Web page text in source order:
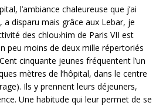
l’ambiance chaleureuse que j’ai
disparu mais grâce aux Lebar, je
des chlou›him de Paris VII est
peu moins de deux mille répertoriés
cinquante jeunes fréquentent l’un
mètres de l’hôpital, dans le centre
Ils y prennent leurs déjeuners,
Une habitude qui leur permet de se